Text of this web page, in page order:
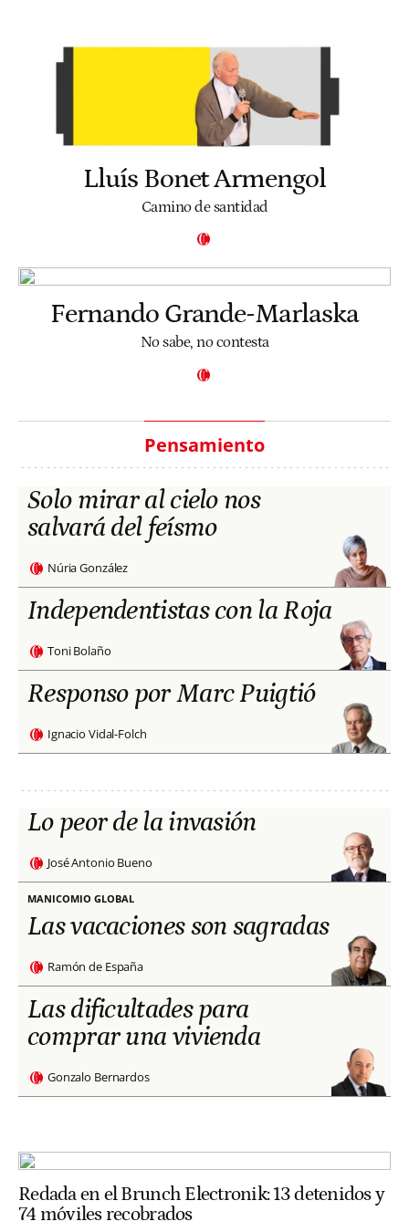
Lluís Bonet Armengol
Camino de santidad
Fernando Grande-Marlaska
No sabe, no contesta
Pensamiento
Solo mirar al cielo nos
salvará del feísmo
Núria González
Independentistas con la Roja
Toni Bolaño
Responso por Marc Puigtió
Ignacio Vidal-Folch
Lo peor de la invasión
José Antonio Bueno
MANICOMIO GLOBAL
Las vacaciones son sagradas
Ramón de España
Las dificultades para
comprar una vivienda
Gonzalo Bernardos
Redada en el Brunch Electronik: 13 detenidos y
74 móviles recobrados